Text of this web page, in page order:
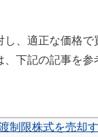
し、適正な価格で
、下記の記事を参
制限株式を売却